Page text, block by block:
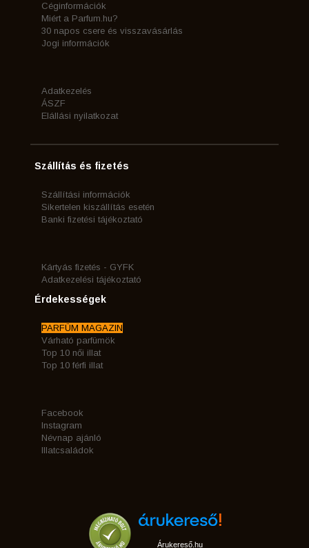
Céginformációk
Miért a Parfum.hu?
30 napos csere és visszavásárlás
Jogi információk
Adatkezelés
ÁSZF
Elállási nyilatkozat
Szállítás és fizetés
Szállítási információk
Sikertelen kiszállítás esetén
Banki fizetési tájékoztató
Kártyás fizetés - GYFK
Adatkezelési tájékoztató
Érdekességek
PARFÜM MAGAZIN
Várható parfümök
Top 10 női illat
Top 10 férfi illat
Facebook
Instagram
Névnap ajánló
Illatcsaládok
Árukereső.hu